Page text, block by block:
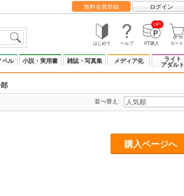
無料会員登録 ログイン
はじめて ヘルプ
UP!
PT購入 カート
ベル 小説・実用書 雑誌・写真集 メディア化
ライト
アダルト
並べ替え:
購入ページへ